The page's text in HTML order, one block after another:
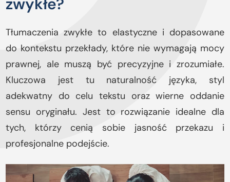
Tłumaczenia zwykłe to elastyczne i dopasowane
do kontekstu przekłady, które nie wymagają mocy
prawnej, ale muszą być precyzyjne i zrozumiałe.
Kluczowa jest tu naturalność języka, styl
adekwatny do celu tekstu oraz wierne oddanie
sensu oryginału. Jest to rozwiązanie idealne dla
tych, którzy cenią sobie jasność przekazu i
profesjonalne podejście.